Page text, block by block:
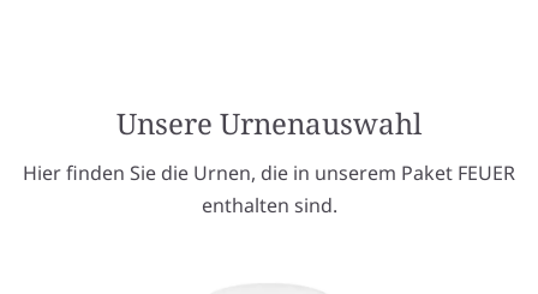
Unsere Urnenauswahl
Hier finden Sie die Urnen, die in unserem Paket FEUER
enthalten sind.